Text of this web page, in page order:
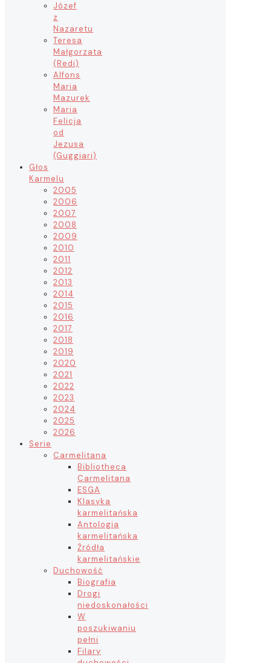
Józef
z
Nazaretu
Teresa
Małgorzata
(Redi)
Alfons
Maria
Mazurek
Maria
Felicja
od
Jezusa
(Guggiari)
Głos
Karmelu
2005
2006
2007
2008
2009
2010
2011
2012
2013
2014
2015
2016
2017
2018
2019
2020
2021
2022
2023
2024
2025
2026
Serie
Carmelitana
Bibliotheca
Carmelitana
ESGA
Klasyka
karmelitańska
Antologia
karmelitańska
Źródła
karmelitańskie
Duchowość
Biografia
Drogi
niedoskonałości
W
poszukiwaniu
pełni
Filary